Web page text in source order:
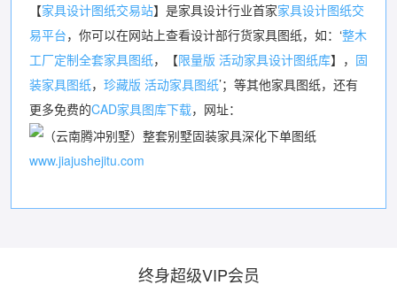
【家具设计图纸交易站】是家具设计行业首家家具设计图纸交
易平台，你可以在网站上查看设计部行货家具图纸，如：‘整木
工厂定制全套家具图纸，【限量版 活动家具设计图纸库】， 固
装家具图纸， 珍藏版 活动家具图纸’；等其他家具图纸，还有
更多免费的CAD家具图库下载，网址：
www.jiajushejitu.com
终身超级VIP会员